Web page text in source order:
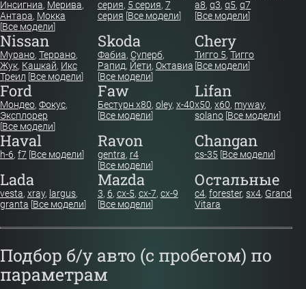
Инсигниа, Мерива,
Антара, Мокка
[Все модели]
серия, 5 серия, 7
серия [Все модели]
a8,q3,q5,q7
[Все модели]
Nissan
Мурано, Террано,
Жук, Кашкай, Икс
Треил [Все модели]
Skoda
Фабиа, Суперб,
Рапид, Йети, Октавиа
[Все модели]
Chery
Тигго 5,Тигго
[Все модели]
Ford
Мондео, Фокус,
Эксплорер
[Все модели]
Faw
Бестурн х80, oley, x-40
[Все модели]
Lifan
x50,x60, myway,
solano [Все модели]
Haval
h-6, f7 [Все модели]
Ravon
gentra, r4
[Все модели]
Changan
cs-35 [Все модели]
Lada
vesta, xray, largus,
granta [Все модели]
Mazda
3, 6, cx-5, cx-7, cx-9
[Все модели]
Остальные
c4,forester,sx4, Grand
Vitara
Подбор б/у авто (с пробегом) по
параметрам